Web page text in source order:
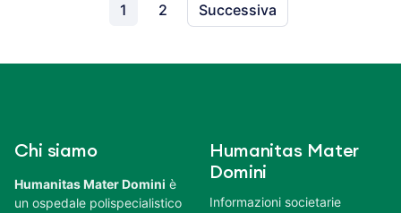
1 2 Successiva
Chi siamo
Humanitas Mater Domini è
un ospedale polispecialistico
Humanitas Mater
Domini
Informazioni societarie